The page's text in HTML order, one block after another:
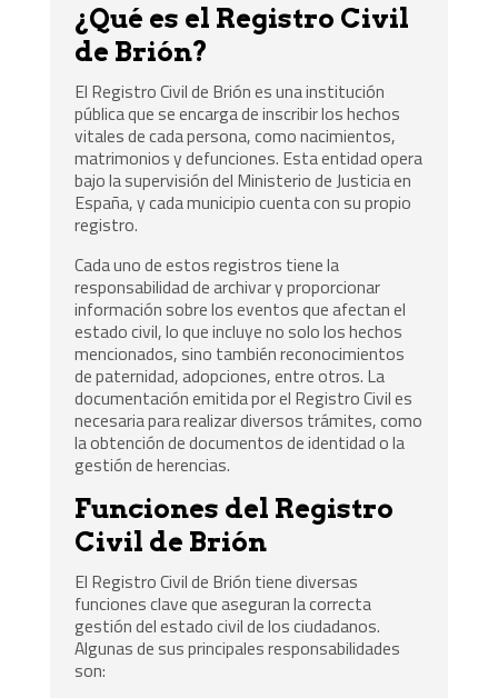
¿Qué es el Registro Civil
de Brión?
El Registro Civil de Brión es una institución
pública que se encarga de inscribir los hechos
vitales de cada persona, como nacimientos,
matrimonios y defunciones. Esta entidad opera
bajo la supervisión del Ministerio de Justicia en
España, y cada municipio cuenta con su propio
registro.
Cada uno de estos registros tiene la
responsabilidad de archivar y proporcionar
información sobre los eventos que afectan el
estado civil, lo que incluye no solo los hechos
mencionados, sino también reconocimientos
de paternidad, adopciones, entre otros. La
documentación emitida por el Registro Civil es
necesaria para realizar diversos trámites, como
la obtención de documentos de identidad o la
gestión de herencias.
Funciones del Registro
Civil de Brión
El Registro Civil de Brión tiene diversas
funciones clave que aseguran la correcta
gestión del estado civil de los ciudadanos.
Algunas de sus principales responsabilidades
son: